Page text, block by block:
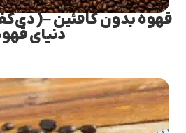
قهوه بدون کافئین
دنیای